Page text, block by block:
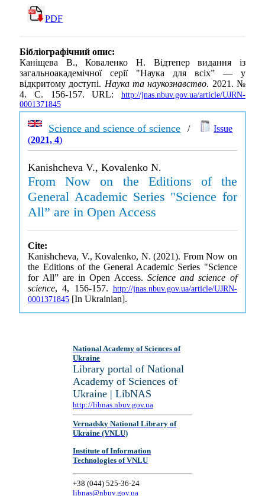
PDF
Бібліографічний опис:
Каніщева В., Коваленко Н. Відтепер видання із
загальноакадемічної серії "Наука для всіх” — у
відкритому доступі. Наука та наукознавство. 2021. №
4. С. 156-157. URL: http://jnas.nbuv.gov.ua/article/UJRN-
0001371845
Science and science of science /
Issue
(2021, 4)
Kanishcheva V., Kovalenko N.
From Now on the Editions of the
General Academic Series "Science for
All” are in Open Access
Cite:
Kanishcheva, V., Kovalenko, N. (2021). From Now on
the Editions of the General Academic Series "Science
for All” are in Open Access. Science and science of
science, 4, 156-157. http://jnas.nbuv.gov.ua/article/UJRN-
0001371845 [In Ukrainian].
National Academy of Sciences of
Ukraine
Library portal of National
Academy of Sciences of
Ukraine | LibNAS
http://libnas.nbuv.gov.ua
Vernadsky National Library of
Ukraine (VNLU)
Institute of Information
Technologies of VNLU
+38 (044) 525-36-24
libnas@nbuv.gov.ua